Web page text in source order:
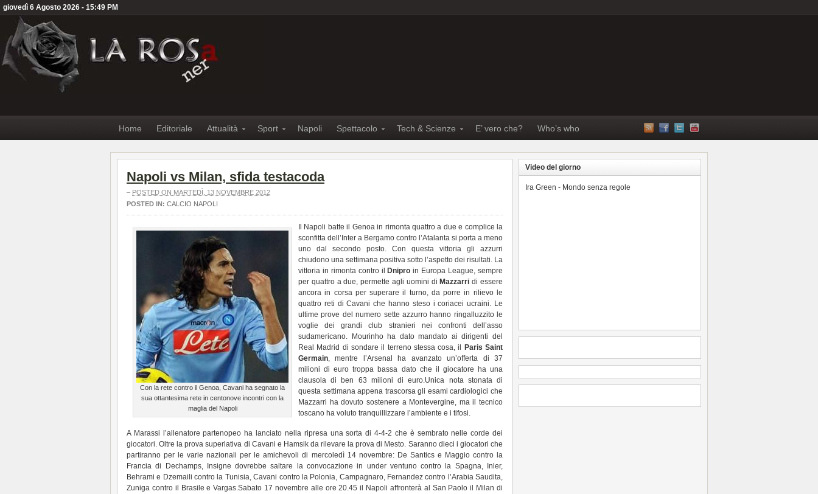
giovedì 6 Agosto 2026 - 15:49 PM
Home Editoriale Attualità Sport Napoli Spettacolo Tech & Scienze E’ vero che? Who’s who
Napoli vs Milan, sfida testacoda
– POSTED ON MARTEDÌ, 13 NOVEMBRE 2012
POSTED IN: CALCIO NAPOLI
Con la rete contro il Genoa, Cavani ha segnato la
sua ottantesima rete in centonove incontri con la
maglia del Napoli
Il Napoli batte il Genoa in rimonta quattro a due e complice la
sconfitta dell’Inter a Bergamo contro l’Atalanta si porta a meno
uno dal secondo posto. Con questa vittoria gli azzurri
chiudono una settimana positiva sotto l’aspetto dei risultati. La
vittoria in rimonta contro il
Dnipro in Europa League, sempre
per quattro a due, permette agli uomini di Mazzarri di essere
ancora in corsa per superare il turno, da porre in rilievo le
quattro reti di Cavani che hanno steso i coriacei ucraini. Le
ultime prove del numero sette azzurro hanno ringalluzzito le
voglie dei grandi club stranieri nei confronti dell’asso
sudamericano. Mourinho ha dato mandato ai dirigenti del
Real Madrid di sondare il terreno stessa cosa, il
Paris Saint
Germain, mentre l’Arsenal ha avanzato un’offerta di 37
milioni di euro troppa bassa dato che il giocatore ha una
clausola di ben 63 milioni di euro.Unica nota stonata di
questa settimana appena trascorsa gli esami cardiologici che
Mazzarri ha dovuto sostenere a Montevergine, ma il tecnico
toscano ha voluto tranquillizzare l’ambiente e i tifosi.
A Marassi l’allenatore partenopeo ha lanciato nella ripresa una sorta di 4-4-2 che è sembrato nelle corde dei
giocatori. Oltre la prova superlativa di Cavani e Hamsik da rilevare la prova di Mesto. Saranno dieci i giocatori che
partiranno per le varie nazionali per le amichevoli di mercoledì 14 novembre: De Santics e Maggio contro la
Francia di Dechamps, Insigne dovrebbe saltare la convocazione in under ventuno contro la Spagna, Inler,
Behrami e Dzemaili contro la Tunisia, Cavani contro la Polonia, Campagnaro, Fernandez contro l’Arabia Saudita,
Zuniga contro il Brasile e Vargas.Sabato 17 novembre alle ore 20.45 il Napoli affronterà al San Paolo il Milan di
Video del giorno
Ira Green - Mondo senza regole